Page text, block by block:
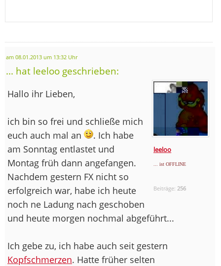
am 08.01.2013 um 13:32 Uhr
... hat leeloo geschrieben:
leeloo
... ist OFFLINE
Beiträge: 256
Hallo ihr Lieben,
ich bin so frei und schließe mich
euch auch mal an
. Ich habe
am Sonntag entlastet und
Montag früh dann angefangen.
Nachdem gestern FX nicht so
erfolgreich war, habe ich heute
noch ne Ladung nach geschoben
und heute morgen nochmal abgeführt...
Ich gebe zu, ich habe auch seit gestern
Kopfschmerzen. Hatte früher selten